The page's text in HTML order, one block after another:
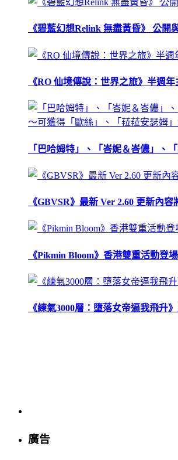
《碧藍幻想Relink 無盡黃昏》 公開
《RO 仙境傳說：世界之旅》半週
「巴哈姆特」、「峇妮＆峇儂」、
《GBVSR》最新 Ver 2.60 更新內
《Pikmin Bloom》香港雙重活動登
《練氣3000層：墮落女帝逼我飛升
廣告